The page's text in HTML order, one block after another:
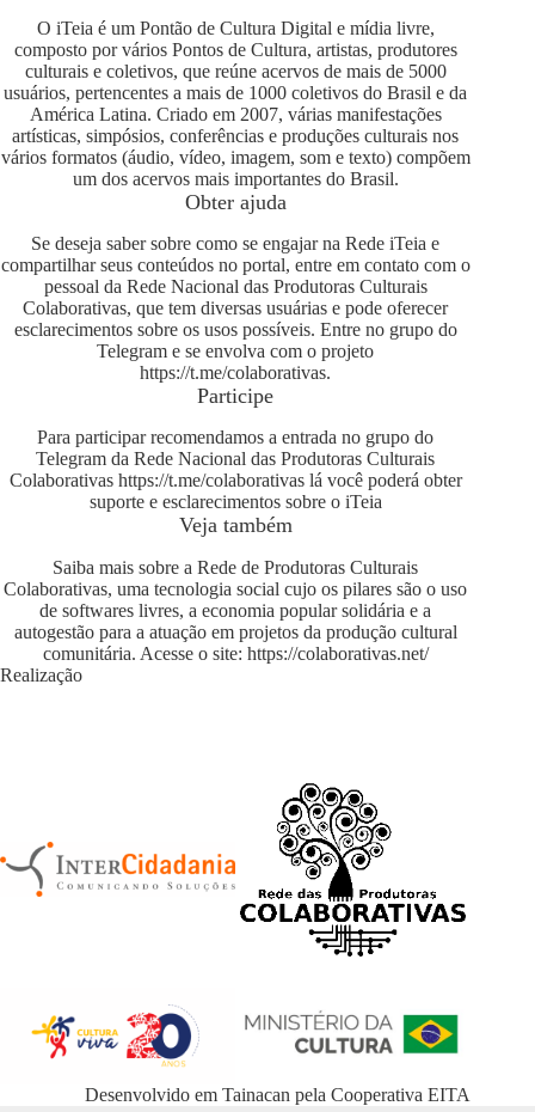
O iTeia é um Pontão de Cultura Digital e mídia livre,
composto por vários Pontos de Cultura, artistas, produtores
culturais e coletivos, que reúne acervos de mais de 5000
usuários, pertencentes a mais de 1000 coletivos do Brasil e da
América Latina. Criado em 2007, várias manifestações
artísticas, simpósios, conferências e produções culturais nos
vários formatos (áudio, vídeo, imagem, som e texto) compõem
um dos acervos mais importantes do Brasil.
Obter ajuda
Se deseja saber sobre como se engajar na Rede iTeia e
compartilhar seus conteúdos no portal, entre em contato com o
pessoal da Rede Nacional das Produtoras Culturais
Colaborativas, que tem diversas usuárias e pode oferecer
esclarecimentos sobre os usos possíveis. Entre no grupo do
Telegram e se envolva com o projeto
https://t.me/colaborativas.
Participe
Para participar recomendamos a entrada no grupo do
Telegram da Rede Nacional das Produtoras Culturais
Colaborativas https://t.me/colaborativaslá você poderá obter
suporte e esclarecimentos sobre o iTeia
Veja também
Saiba mais sobre a Rede de Produtoras Culturais
Colaborativas, uma tecnologia social cujo os pilares são o uso
de softwares livres, a economia popular solidária e a
autogestão para a atuação em projetos da produção cultural
comunitária. Acesse o site: https://colaborativas.net/
Realização
Desenvolvido emTainacan pelaCooperativa EITA